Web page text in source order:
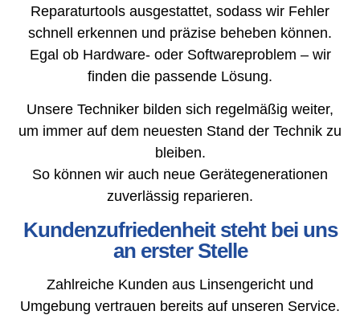
Reparaturtools ausgestattet, sodass wir Fehler
schnell erkennen und präzise beheben können.
Egal ob Hardware- oder Softwareproblem – wir
finden die passende Lösung.
Unsere Techniker bilden sich regelmäßig weiter,
um immer auf dem neuesten Stand der Technik zu
bleiben.
So können wir auch neue Gerätegenerationen
zuverlässig reparieren.
Kundenzufriedenheit steht bei uns
an erster Stelle
Zahlreiche Kunden aus Linsengericht und
Umgebung vertrauen bereits auf unseren Service.